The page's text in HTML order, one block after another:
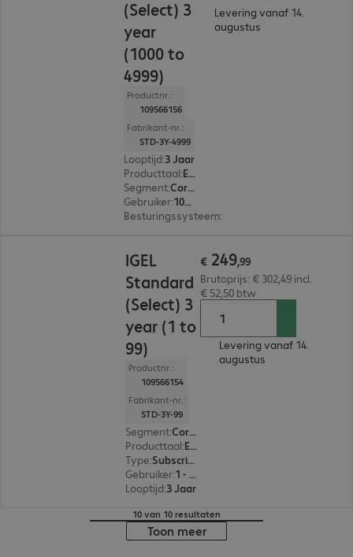
(Select) 3
year
(1000 to
4999)
Productnr.:
109566156
Fabrikant-nr.:
STD-3Y-4999
Looptijd:3 Jaar
Producttaal: Engels, Duits
Segment:
Corporate
Gebruiker:
1000 - 4999
Besturingssysteem:
Levering vanaf 14.
augustus
IGEL
Standard
(Select) 3
year (1 to
99)
Productnr.:
109566154
Fabrikant-nr.:
STD-3Y-99
Segment:
Corporate
Producttaal: Engels, Duits
Type:
Subscription
Gebruiker:
1 - 99
Looptijd:3 Jaar
€ 249,99
Brutoprijs: € 302,49 incl.
€ 52,50 btw
Levering vanaf 14.
augustus
10 van 10 resultaten
Toon meer